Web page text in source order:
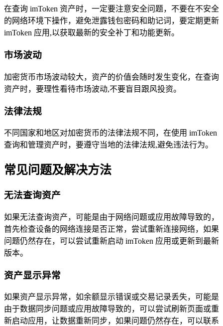
在查询 imToken 资产时，一定要注意安全问题，不要在不安全
的网络环境下操作，避免泄露钱包密码和助记词，要定期更新
imToken 应用,以获取最新的安全补丁和功能更新。
市场波动
加密货币市场波动较大，资产的价值会随时发生变化，在查询
资产时，要理性看待市场波动,不要盲目跟风投资。
法律法规
不同国家和地区对加密货币的法律法规不同，在使用 imToken
查询和管理资产时，要遵守当地的法律法规,避免违法行为。
常见问题及解决方法
无法查询资产
如果无法查询资产，可能是由于网络问题或应用故障导致的，
首先检查设备的网络连接是否正常，尝试重新连接网络，如果
问题仍然存在，可以尝试重新启动 imToken 应用或更新到最新
版本。
资产显示异常
如果资产显示异常，如余额显示错误或交易记录丢失，可能是
由于数据同步问题或应用故障导致的，可以尝试刷新页面或重
新启动应用，让数据重新同步，如果问题仍然存在，可以联系